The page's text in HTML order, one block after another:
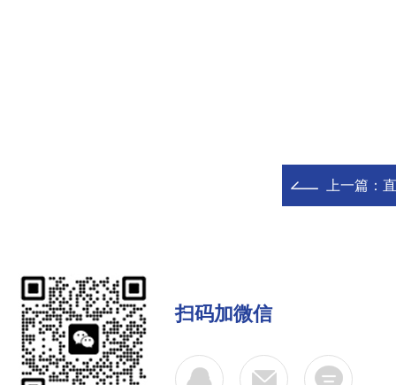
上一篇：
扫码加微信